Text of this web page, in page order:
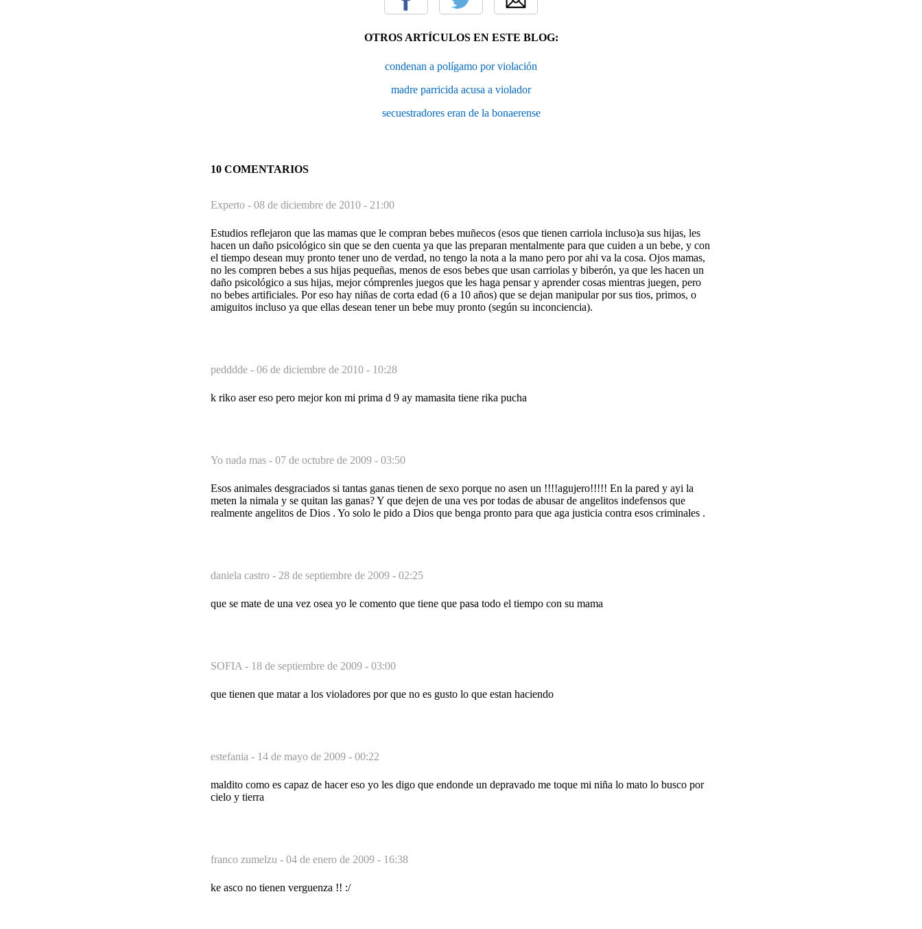
OTROS ARTÍCULOS EN ESTE BLOG:
condenan a polígamo por violación
madre parricida acusa a violador
secuestradores eran de la bonaerense
10 COMENTARIOS
Experto - 08 de diciembre de 2010 - 21:00
Estudios reflejaron que las mamas que le compran bebes muñecos (esos que tienen carriola incluso)a sus hijas, les
hacen un daño psicológico sin que se den cuenta ya que las preparan mentalmente para que cuiden a un bebe, y con
el tiempo desean muy pronto tener uno de verdad, no tengo la nota a la mano pero por ahi va la cosa. Ojos mamas,
no les compren bebes a sus hijas pequeñas, menos de esos bebes que usan carriolas y biberón, ya que les hacen un
daño psicológico a sus hijas, mejor cómprenles juegos que les haga pensar y aprender cosas mientras juegen, pero
no bebes artificiales. Por eso hay niñas de corta edad (6 a 10 años) que se dejan manipular por sus tios, primos, o
amiguitos incluso ya que ellas desean tener un bebe muy pronto (según su inconciencia).
pedddde - 06 de diciembre de 2010 - 10:28
k riko aser eso pero mejor kon mi prima d 9 ay mamasita tiene rika pucha
Yo nada mas - 07 de octubre de 2009 - 03:50
Esos animales desgraciados si tantas ganas tienen de sexo porque no asen un !!!!agujero!!!!! En la pared y ayi la
meten la nimala y se quitan las ganas? Y que dejen de una ves por todas de abusar de angelitos indefensos que
realmente angelitos de Dios . Yo solo le pido a Dios que benga pronto para que aga justicia contra esos criminales .
daniela castro - 28 de septiembre de 2009 - 02:25
que se mate de una vez osea yo le comento que tiene que pasa todo el tiempo con su mama
SOFIA - 18 de septiembre de 2009 - 03:00
que tienen que matar a los violadores por que no es gusto lo que estan haciendo
estefania - 14 de mayo de 2009 - 00:22
maldito como es capaz de hacer eso yo les digo que endonde un depravado me toque mi niña lo mato lo busco por
cielo y tierra
franco zumelzu - 04 de enero de 2009 - 16:38
ke asco no tienen verguenza !! :/